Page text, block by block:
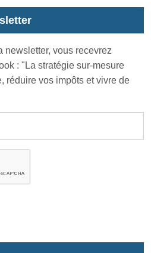
newsletter, vous recevrez
: "La stratégie sur-mesure
réduire vos impôts et vivre de